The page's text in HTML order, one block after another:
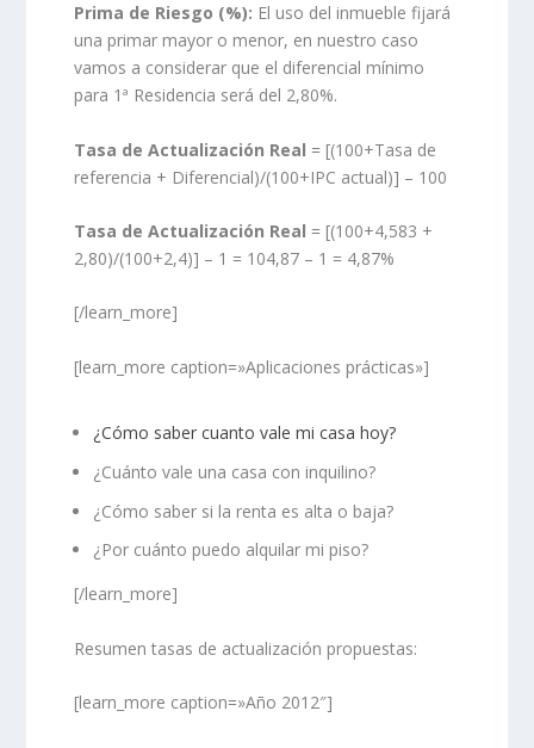
Prima de Riesgo (%): El uso del inmueble fijará
una primar mayor o menor, en nuestro caso
vamos a considerar que el diferencial mínimo
para 1ª Residencia será del 2,80%.
Tasa de Actualización Real = [(100+Tasa de
referencia + Diferencial)/(100+IPC actual)] – 100
Tasa de Actualización Real = [(100+4,583 +
2,80)/(100+2,4)] – 1 = 104,87 – 1 = 4,87%
[/learn_more]
[learn_more caption=»Aplicaciones prácticas»]
¿Cómo saber cuanto vale mi casa hoy?
¿Cuánto vale una casa con inquilino?
¿Cómo saber si la renta es alta o baja?
¿Por cuánto puedo alquilar mi piso?
[/learn_more]
Resumen tasas de actualización propuestas:
[learn_more caption=»Año 2012″]